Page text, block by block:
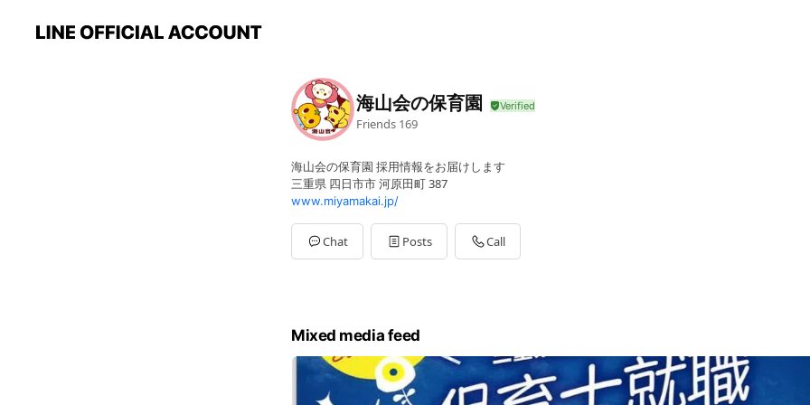
海山会の保育園
Friends 169
海山会の保育園 採用情報をお届けします
三重県 四日市市 河原田町 387
www.miyamakai.jp/
Chat Posts Call
Mixed media feed